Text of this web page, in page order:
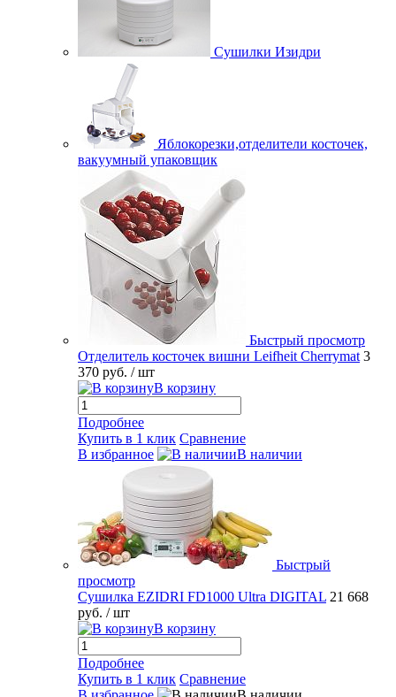
Сушилки Изидри
Яблокорезки,отделители косточек,
вакуумный упаковщик
Быстрый просмотр
Отделитель косточек вишни Leifheit Cherrymat 3
370 руб. / шт
В корзину
Подробнее
Купить в 1 клик Сравнение
В избранное
В наличии
Быстрый
просмотр
Сушилка EZIDRI FD1000 Ultra DIGITAL 21 668
руб. / шт
В корзину
Подробнее
Купить в 1 клик Сравнение